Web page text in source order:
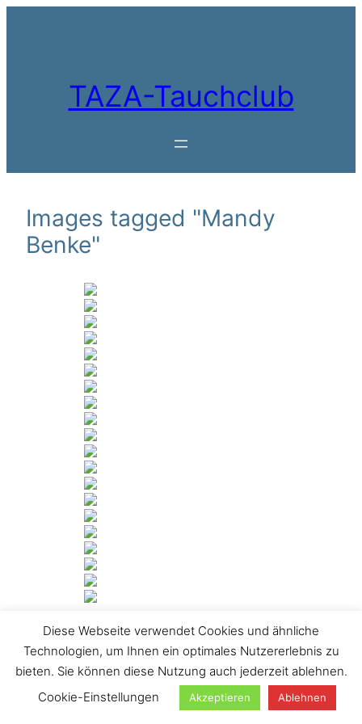
TAZA-Tauchclub
Images tagged "Mandy
Benke"
[ZEIGE DIASHOW]
1 2 ►
Suchen
Diese Webseite verwendet Cookies und ähnliche
Technologien, um Ihnen ein optimales Nutzererlebnis zu
bieten. Sie können diese Nutzung auch jederzeit ablehnen.
Cookie-Einstellungen
Akzeptieren Ablehnen